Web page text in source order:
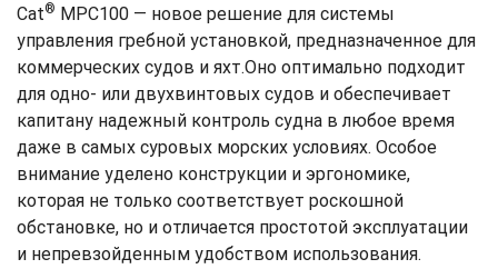
Cat® MPC100 — новое решение для системы
управления гребной установкой, предназначенное для
коммерческих судов и яхт.Оно оптимально подходит
для одно- или двухвинтовых судов и обеспечивает
капитану надежный контроль судна в любое время
даже в самых суровых морских условиях. Особое
внимание уделено конструкции и эргономике,
которая не только соответствует роскошной
обстановке, но и отличается простотой эксплуатации
и непревзойденным удобством использования.